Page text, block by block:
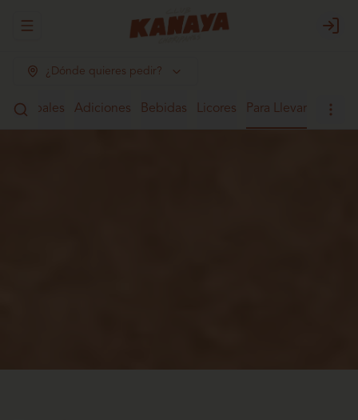
Abrir menu de navegación Login
¿Dónde quieres pedir?
Principales Adiciones Bebidas Licores Para Llevar